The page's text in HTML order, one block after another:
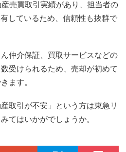
売買取引実績があり、担当者の
しているため、信頼性も抜群で
仲介保証、買取サービスなどの
受けられるため、売却が初めて
ます。
取引が不安」という方は東急リ
てはいかがでしょうか。